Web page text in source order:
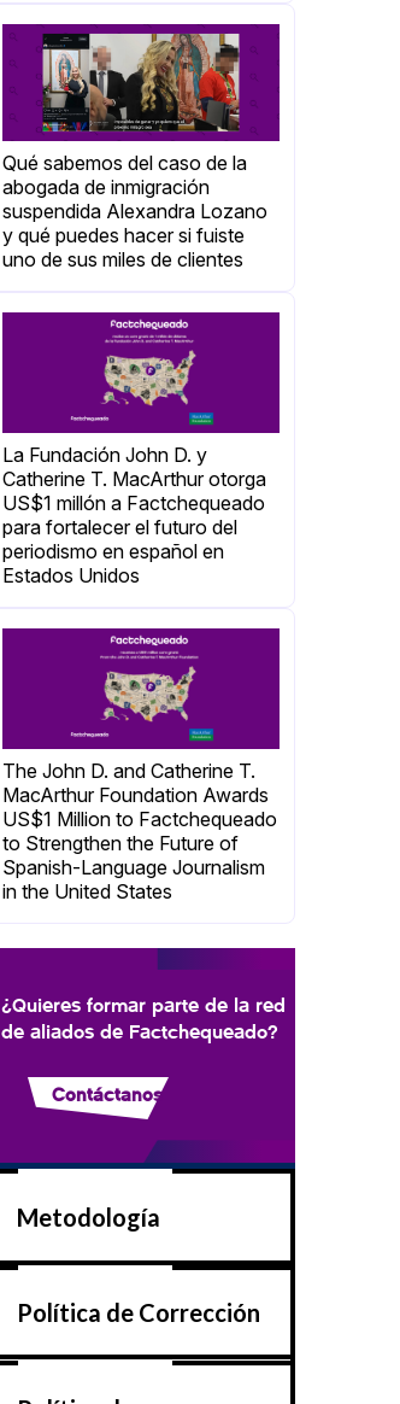
Qué sabemos del caso de la
abogada de inmigración
suspendida Alexandra Lozano
y qué puedes hacer si fuiste
uno de sus miles de clientes
La Fundación John D. y
Catherine T. MacArthur otorga
US$1 millón a Factchequeado
para fortalecer el futuro del
periodismo en español en
Estados Unidos
The John D. and Catherine T.
MacArthur Foundation Awards
US$1 Million to Factchequeado
to Strengthen the Future of
Spanish-Language Journalism
in the United States
¿Quieres formar parte de la red
de aliados de Factchequeado?
Contáctanos
Metodología
Política de Corrección